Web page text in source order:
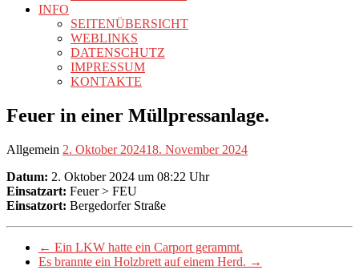
INFO
SEITENÜBERSICHT
WEBLINKS
DATENSCHUTZ
IMPRESSUM
KONTAKTE
Feuer in einer Müllpressanlage.
Allgemein 2. Oktober 202418. November 2024
Datum: 2. Oktober 2024 um 08:22 Uhr
Einsatzart: Feuer > FEU
Einsatzort: Bergedorfer Straße
← Ein LKW hatte ein Carport gerammt.
Es brannte ein Holzbrett auf einem Herd. →